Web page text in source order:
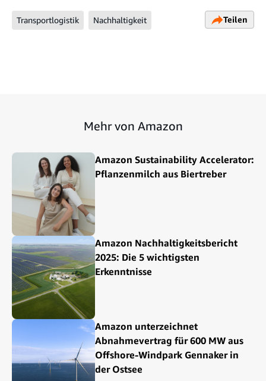
Transportlogistik Nachhaltigkeit Teilen
Mehr von Amazon
Amazon Sustainability Accelerator:
Pflanzenmilch aus Biertreber
Amazon Nachhaltigkeitsbericht
2025: Die 5 wichtigsten
Erkenntnisse
Amazon unterzeichnet
Abnahmevertrag für 600 MW aus
Offshore-Windpark Gennaker in
der Ostsee